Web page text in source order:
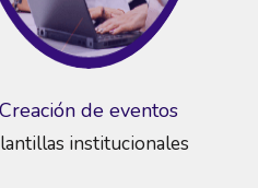
Creación de eventos
institucionales